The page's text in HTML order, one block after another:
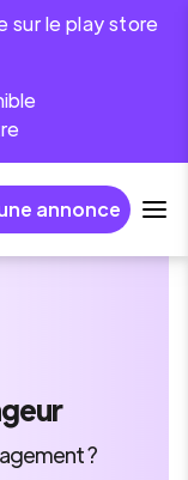
sur le play store
annonce
?